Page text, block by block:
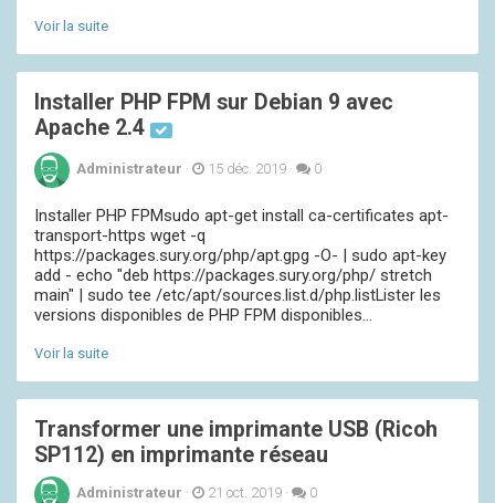
Voir la suite
Installer PHP FPM sur Debian 9 avec
Apache 2.4
Administrateur · 15 déc. 2019 · 0
Installer PHP FPMsudo apt-get install ca-certificates apt-
transport-https wget -q
https://packages.sury.org/php/apt.gpg -O- | sudo apt-key
add - echo "deb https://packages.sury.org/php/ stretch
main" | sudo tee /etc/apt/sources.list.d/php.listLister les
versions disponibles de PHP FPM disponibles...
Voir la suite
Transformer une imprimante USB (Ricoh
SP112) en imprimante réseau
Administrateur · 21 oct. 2019 · 0